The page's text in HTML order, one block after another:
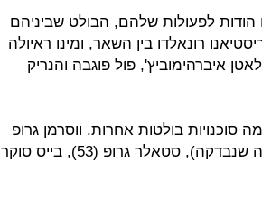
לפעולות שלהם, הבולט שביניהם
רונאלדו בין השאר, ומינו ראיולה
איברהימוביץ', פול פוגבה והנריק
סוכנויות בולטות אחרות. ווסרמן גרופ
(56 עסקאות בשתי הליגות הבכירות בתקופה שנבדקה), סטאלר גרופ (53), בייס סוקר